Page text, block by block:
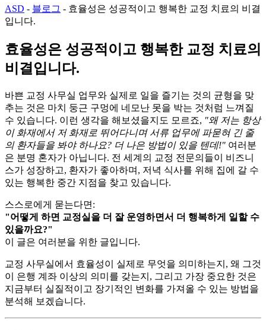
ASD - 블로그 - 효율성은 성공적이고 행복한 교정 치료의 비결
입니다.
효율성은 성공적이고 행복한 교정 치료의
비결입니다.
바쁜 교정 사무실 업무와 실제로 일을 즐기는 것의 균형을 맞
추는 것은 마치 둥근 구멍에 네모난 못을 박는 것처럼 느껴질
수 있습니다. 이런 생각을 해보셨을지도 모르죠, "왜 저는 항상
이 화재에서 저 화재로 뛰어다니며 서류 업무에 파묻혀 긴 줄
의 환자들을 봐야 하나요? 더 나은 방법이 있을 텐데!" 여러분
은 분명 혼자가 아닙니다. 전 세계의 교정 전문의들이 비즈니
스가 성장하고, 환자가 좋아하며, 저녁 식사를 위해 집에 갈 수
있는 행복한 중간 지점을 찾고 있습니다.
스스로에게 묻는다면:
"어떻게 하면 교정실을 더 잘 운영하면서 더 행복하게 일할 수
있을까요?"
이 글은 여러분을 위한 글입니다.
교정 사무실에서 효율성이 실제로 무엇을 의미하는지, 왜 그것
이 은행 계좌 이상의 의미를 갖는지, 그리고 가장 중요한 것은
지금부터 실질적이고 장기적인 변화를 가져올 수 있는 방법을
분석해 보겠습니다.